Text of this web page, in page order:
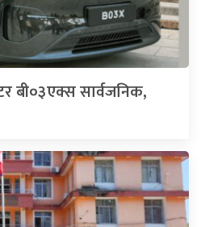
बी०३एक्स सार्वजनिक,